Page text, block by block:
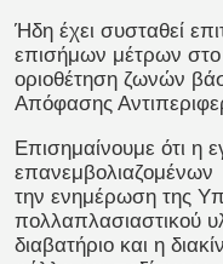
Ήδη έχει συσταθεί
επισήμων μέτρων στο
οριοθέτηση ζωνών
Απόφασης
Επισημαίνουμε ότι η
επανεμβολιαζομένων
την ενημέρωση της
πολλαπλασιαστικού
διαβατήριο και η